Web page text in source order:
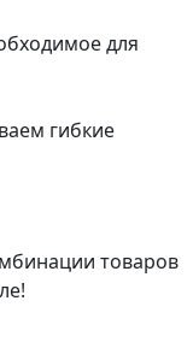
для
гибкие
товаров